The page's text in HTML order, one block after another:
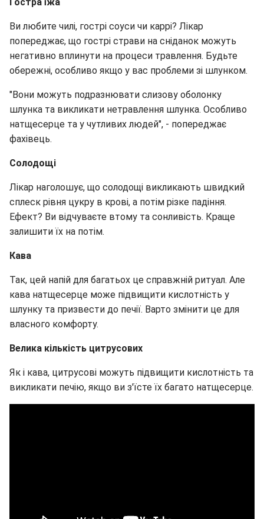
Ви любите чилі, гострі соуси чи каррі? Лікар
попереджає, що гострі страви на сніданок можуть
негативно вплинути на процеси травлення. Будьте
обережні, особливо якщо у вас проблеми зі шлунком.
"Вони можуть подразнювати слизову оболонку
шлунка та викликати нетравлення шлунка. Особливо
натщесерце та у чутливих людей", - попереджає
фахівець.
Солодощі
Лікар наголошує, що солодощі викликають швидкий
сплеск рівня цукру в крові, а потім різке падіння.
Ефект? Ви відчуваєте втому та сонливість. Краще
залишити їх на потім.
Кава
Так, цей напій для багатьох це справжній ритуал. Але
кава натщесерце може підвищити кислотність у
шлунку та призвести до печії. Варто змінити це для
власного комфорту.
Велика кількість цитрусових
Як і кава, цитрусові можуть підвищити кислотність та
викликати печію, якщо ви з'їсте їх багато натщесерце.